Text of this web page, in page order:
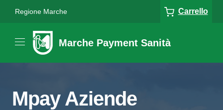
Regione Marche Carrello
Marche Payment Sanità
Mpay Aziende